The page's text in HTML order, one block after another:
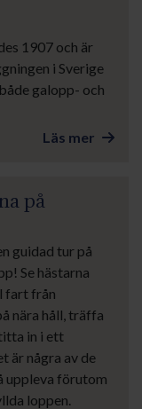
1907 och är
i Sverige
galopp- och
Läs mer
på
guidad tur på
Se hästarna
fart från
nära håll, träffa
in i ett
är några av de
uppleva förutom
loppen.